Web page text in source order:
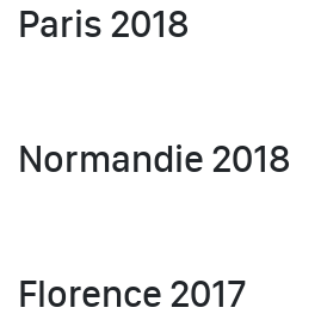
Paris 2018
Normandie 2018
Florence 2017